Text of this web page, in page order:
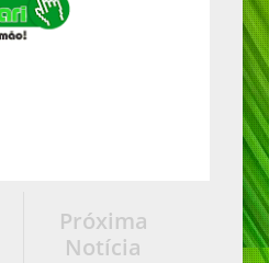
Próxima
Notícia